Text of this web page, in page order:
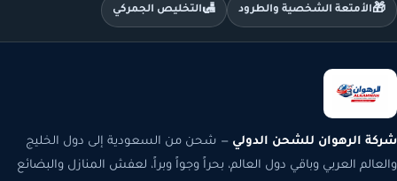
🎁الأمتعة الشخصية والطرود 🛃التخليص الجمركي
شركة الرهوان للشحن الدولي — شحن من السعودية إلى دول الخليج
والعالم العربي وباقي دول العالم، بحراً وجواً وبراً، لعفش المنازل والبضائع